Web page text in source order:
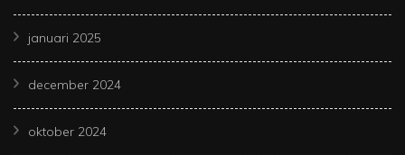
januari 2025
december 2024
oktober 2024